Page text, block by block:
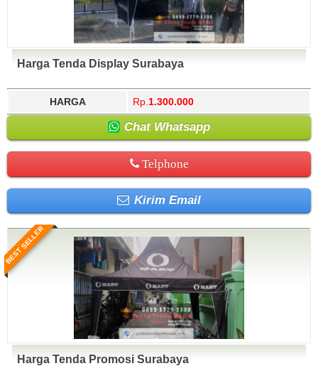
Harga Tenda Display Surabaya
HARGA Rp. 1.300.000
Chat Whatsapp
Telphone
Kirim Email
BEST SELLER
Harga Tenda Promosi Surabaya